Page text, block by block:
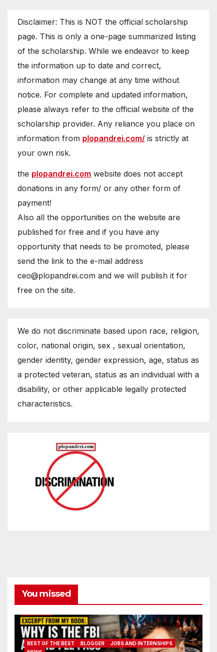
Disclaimer: This is NOT the official scholarship
page. This is only a one-page summarized listing
of the scholarship. While we endeavor to keep
the information up to date and correct,
information may change at any time without
notice. For complete and updated information,
please always refer to the official website of the
scholarship provider. Any reliance you place on
information from plopandrei.com/ is strictly at
your own risk.
the plopandrei.com website does not accept
donations in any form/ or any other form of
payment!
Also all the opportunities on the website are
published for free and if you have any
opportunity that needs to be promoted, please
send the link to the e-mail address
ceo@plopandrei.com and we will publish it for
free on the site.
We do not discriminate based upon race, religion,
color, national origin, sex , sexual orientation,
gender identity, gender expression, age, status as
a protected veteran, status as an individual with a
disability, or other applicable legally protected
characteristics.
You missed
BEST OF THE BEST BLOGGER
JOBS AND INTERNSHIPS